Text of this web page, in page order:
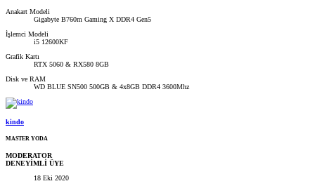
Anakart Modeli
Gigabyte B760m Gaming X DDR4 Gen5
İşlemci Modeli
i5 12600KF
Grafik Kartı
RTX 5060 & RX580 8GB
Disk ve RAM
WD BLUE SN500 500GB & 4x8GB DDR4 3600Mhz
kindo
MASTER YODA
MODERATOR
DENEYİMLİ ÜYE
18 Eki 2020